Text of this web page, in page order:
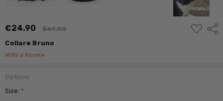
€24.90 €49.00
ADD
TO
Collare Bruno
Write a Review
Options
Size: *